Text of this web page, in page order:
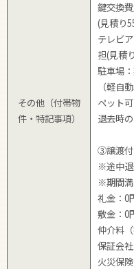
その他（付帯物
件・特記事項）
鍵交換
(見積り
テレビ
担(見積
駐車場
（軽自
ペット
退去時
③譲渡付
※途中退
※期間満
礼金：0
敷金：0
仲介料
保証会
火災保